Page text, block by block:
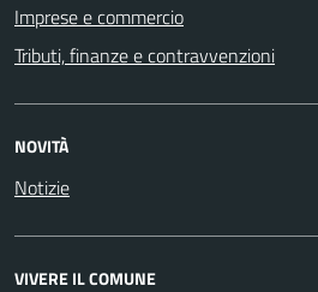
Imprese e commercio
Tributi, finanze e contravvenzioni
NOVITÀ
Notizie
VIVERE IL COMUNE